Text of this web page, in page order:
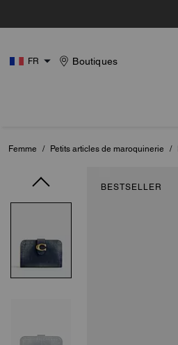
FR Boutiques
Femme / Petits articles de maroquinerie /
BESTSELLER